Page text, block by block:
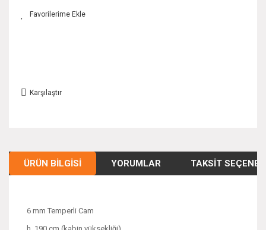
Karşılaştır
ÜRÜN BILGISI YORUMLAR TAKSIT
6 mm Temperli Cam